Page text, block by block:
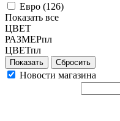
Евро (126)
Показать все
ЦВЕТ
РАЗМЕРпл
ЦВЕТпл
Сбросить
Новости магазина